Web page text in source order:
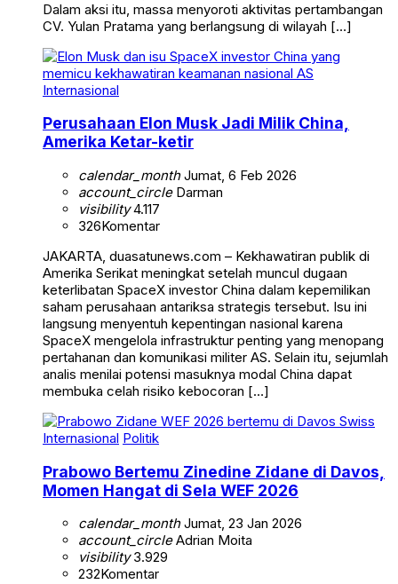
Dalam aksi itu, massa menyoroti aktivitas pertambangan
CV. Yulan Pratama yang berlangsung di wilayah […]
Internasional
Perusahaan Elon Musk Jadi Milik China,
Amerika Ketar-ketir
calendar_monthJumat, 6 Feb 2026
account_circleDarman
visibility4.117
326Komentar
JAKARTA, duasatunews.com – Kekhawatiran publik di
Amerika Serikat meningkat setelah muncul dugaan
keterlibatan SpaceX investor China dalam kepemilikan
saham perusahaan antariksa strategis tersebut. Isu ini
langsung menyentuh kepentingan nasional karena
SpaceX mengelola infrastruktur penting yang menopang
pertahanan dan komunikasi militer AS. Selain itu, sejumlah
analis menilai potensi masuknya modal China dapat
membuka celah risiko kebocoran […]
Internasional Politik
Prabowo Bertemu Zinedine Zidane di Davos,
Momen Hangat di Sela WEF 2026
calendar_monthJumat, 23 Jan 2026
account_circleAdrian Moita
visibility3.929
232Komentar